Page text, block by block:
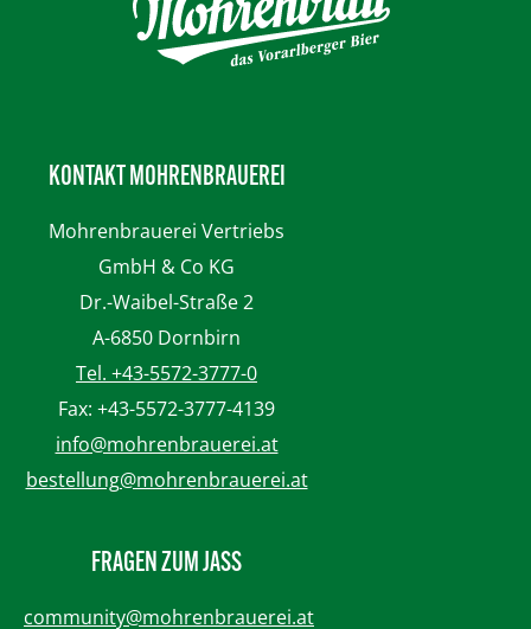
KONTAKT MOHRENBRAUEREI
Mohrenbrauerei Vertriebs
GmbH & Co KG
Dr.-Waibel-Straße 2
A-6850 Dornbirn
Tel. +43-5572-3777-0
Fax: +43-5572-3777-4139
info@mohrenbrauerei.at
bestellung@mohrenbrauerei.at
FRAGEN ZUM JASS
community@mohrenbrauerei.at